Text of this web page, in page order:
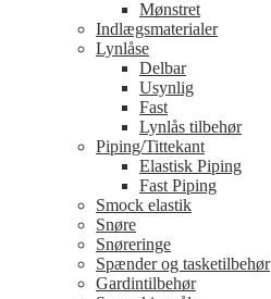
Mønstret
Indlægsmaterialer
Lynlåse
Delbar
Usynlig
Fast
Lynlås tilbehør
Piping/Tittekant
Elastisk Piping
Fast Piping
Smock elastik
Snøre
Snøreringe
Spænder og tasketilbehør
Gardintilbehør